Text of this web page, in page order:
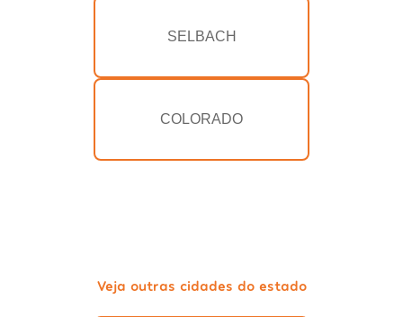
SELBACH
COLORADO
Veja outras cidades do estado